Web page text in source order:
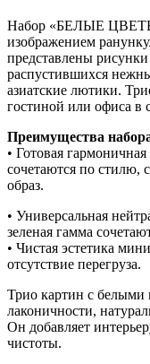
Набор «БЕЛЫЕ
изображением
представлены
распустившихся
азиатские лютики.
гостиной или офиса в
Преимущества
• Готовая
сочетаются по стилю,
образ.
• Универсальная
зеленая гамма
• Чистая эстетика
отсутствие перегруза.
Трио картин с белыми
лаконичности,
Он добавляет
чистоты.